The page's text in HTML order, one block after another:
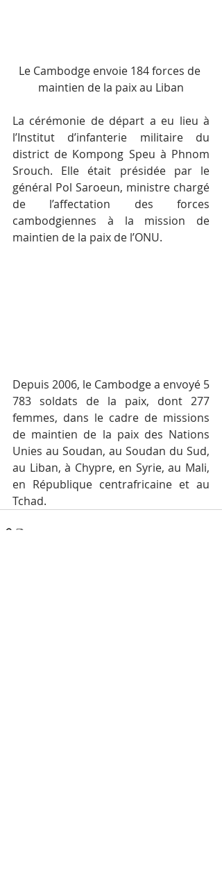
Le Cambodge envoie 184 forces de
maintien de la paix au Liban
La cérémonie de départ a eu lieu à
l’Institut d’infanterie militaire du
district de Kompong Speu à Phnom
Srouch. Elle était présidée par le
général Pol Saroeun, ministre chargé
de l’affectation des forces
cambodgiennes à la mission de
maintien de la paix de l’ONU.
Depuis 2006, le Cambodge a envoyé 5
783 soldats de la paix, dont 277
femmes, dans le cadre de missions
de maintien de la paix des Nations
Unies au Soudan, au Soudan du Sud,
au Liban, à Chypre, en Syrie, au Mali,
en République centrafricaine et au
Tchad.